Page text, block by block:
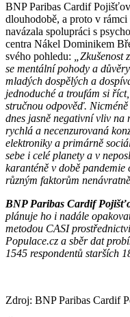
BNP Paribas Cardif
dlouhodobě, a proto v
navázala spolupráci s
centra Nákel Dominikem
svého pohledu:
se mentální pohody a
mladých dospělých a
jednoduché a troufám si
stručnou odpověď.
dnes jasně negativní vliv
rychlá a necenzurovaná
elektroniky a primárně
sebe i celé planety a v
karanténě v době
různým faktorům
BNP Paribas Cardif
plánuje ho i nadále
metodou CASI
Populace.cz a sběr dat
1545 respondentů starších
Zdroj: BNP Paribas Cardif